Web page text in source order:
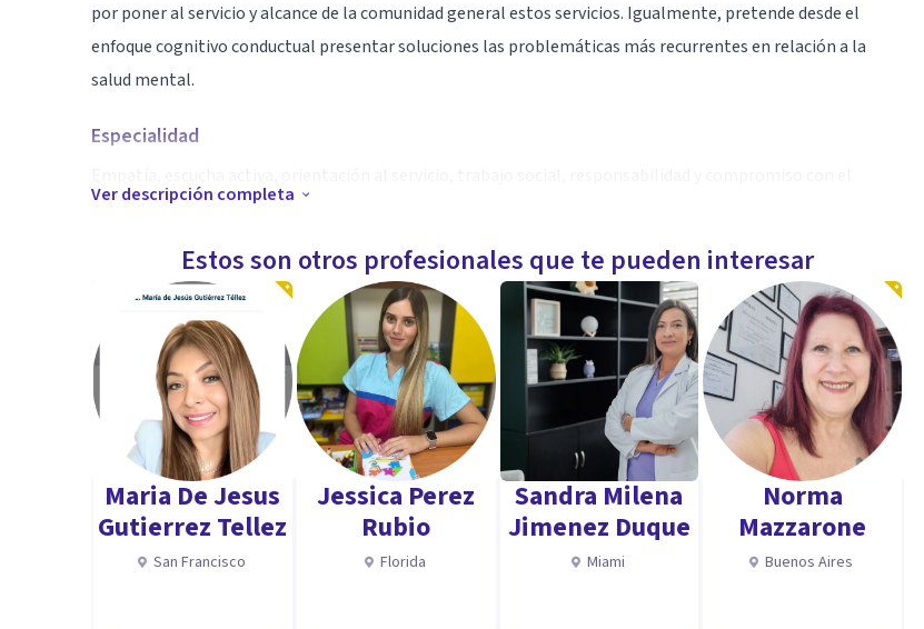
por poner al servicio y alcance de la comunidad general estos servicios. Igualmente, pretende desde el
enfoque cognitivo conductual presentar soluciones las problemáticas más recurrentes en relación a la
salud mental.
Especialidad
proceso terapéutico.
Psicóloga general de la Universidad Católica Luis Amigó con énfasis en el área social y familiar. Su enfoque
metodológico corresponde a la corriente cognitivo conductual, método que ha mostrado su efectividad con
evidencia científica.
Ver descripción completa
Estos son otros profesionales que te pueden interesar
Maria De Jesus
Gutierrez Tellez
San Francisco
Jessica Perez
Rubio
Florida
Sandra Milena
Jimenez Duque
Miami
Norma
Mazzarone
Buenos Aires